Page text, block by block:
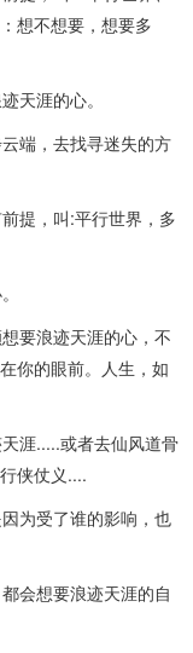
想不想要，想要多
天涯的心​。
端，去找寻迷失的方
提，叫:平行世界，多
要浪迹天涯的心，不
你的眼前。人生，如
涯.....或者去仙风道骨
侠仗义....​
为受了谁的影响，也
会想要浪迹天涯的自